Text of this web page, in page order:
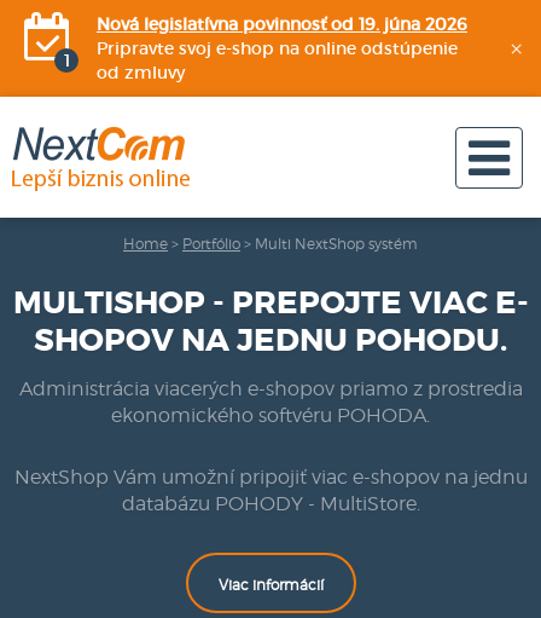
Nová legislatívna povinnosť od 19. júna 2026
Pripravte svoj e-shop na online odstúpenie
od zmluvy
×
Home > Portfólio > Multi NextShop systém
MULTISHOP - PREPOJTE VIAC E-
SHOPOV NA JEDNU POHODU.
Administrácia viacerých e-shopov priamo z prostredia
ekonomického softvéru POHODA.
NextShop Vám umožní pripojiť viac e-shopov na jednu
databázu POHODY - MultiStore.
Viac informácií